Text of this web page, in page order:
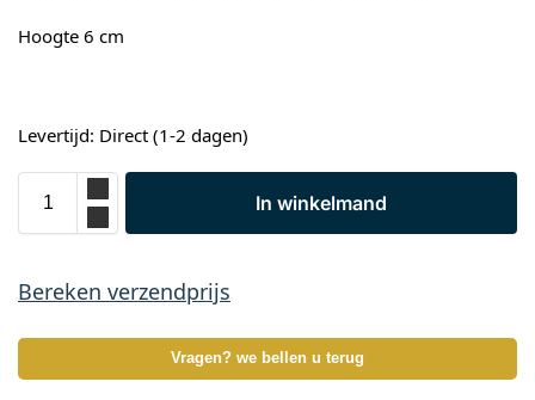
Hoogte 6 cm
Levertijd: Direct (1-2 dagen)
In winkelmand
Bereken verzendprijs
Vragen? we bellen u terug